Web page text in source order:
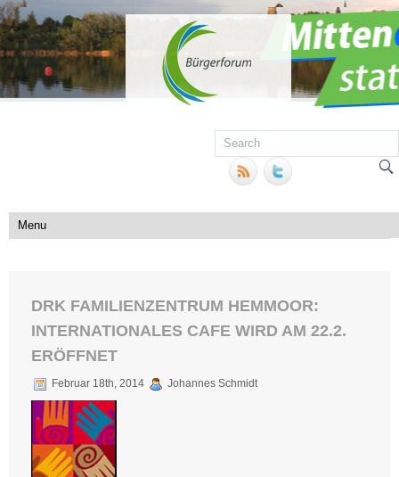
DRK FAMILIENZENTRUM HEMMOOR:
INTERNATIONALES CAFE WIRD AM 22.2.
ERÖFFNET
Februar 18th, 2014 Johannes Schmidt